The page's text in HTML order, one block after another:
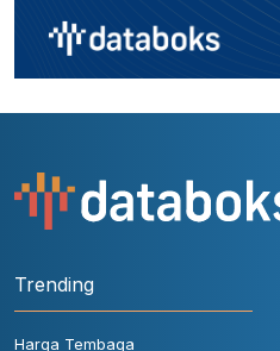
Trending
Harga Tembaga